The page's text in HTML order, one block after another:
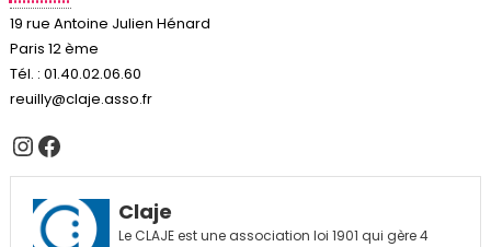
19 rue Antoine Julien Hénard
Paris 12 ème
Tél. : 01.40.02.06.60
reuilly@claje.asso.fr
Instagram
Facebook
Claje
Le CLAJE est une association loi 1901 qui gère 4